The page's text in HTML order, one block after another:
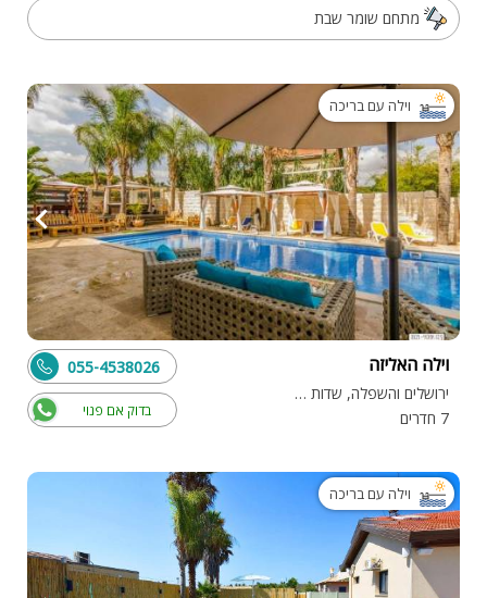
מתחם שומר שבת
וילה עם בריכה
וילה האליזה
ירושלים והשפלה, שדות מיכה
7 חדרים
בדוק אם פנוי
055-4538026
וילה עם בריכה